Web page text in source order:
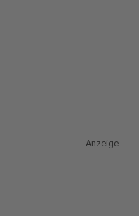
Anzeige